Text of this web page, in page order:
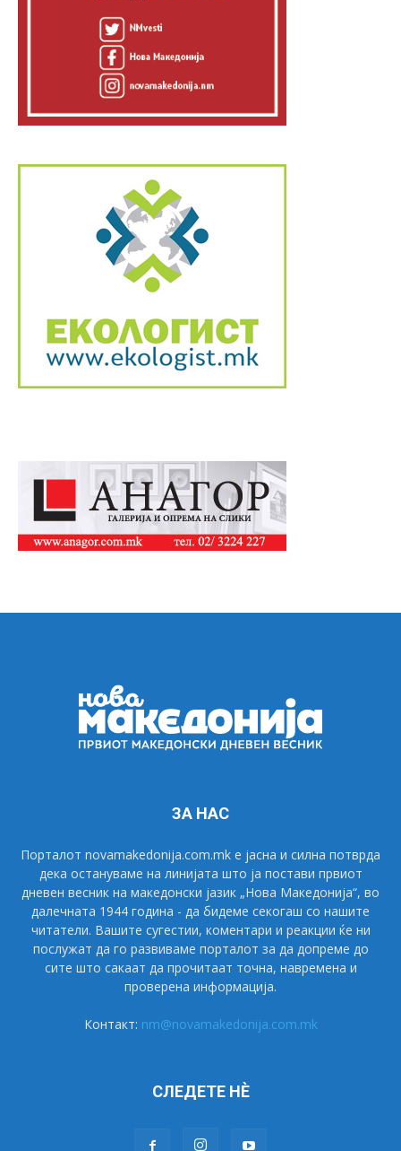
ЗА НАС
Порталот novamakedonija.com.mk е јасна и силна потврда
дека остануваме на линијата што ја постави првиот
дневен весник на македонски јазик „Нова Македонија“, во
далечната 1944 година - да бидеме секогаш со нашите
читатели. Вашите сугестии, коментари и реакции ќе ни
послужат да го развиваме порталот за да допреме до
сите што сакаат да прочитаат точна, навремена и
проверена информација.
Контакт: nm@novamakedonija.com.mk
СЛЕДЕТЕ НÈ